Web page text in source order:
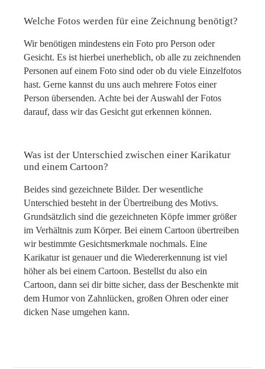
Welche Fotos werden für eine Zeichnung benötigt?
Wir benötigen mindestens ein Foto pro Person oder
Gesicht. Es ist hierbei unerheblich, ob alle zu zeichnenden
Personen auf einem Foto sind oder ob du viele Einzelfotos
hast. Gerne kannst du uns auch mehrere Fotos einer
Person übersenden. Achte bei der Auswahl der Fotos
darauf, dass wir das Gesicht gut erkennen können.
Was ist der Unterschied zwischen einer Karikatur
und einem Cartoon?
Beides sind gezeichnete Bilder. Der wesentliche
Unterschied besteht in der Übertreibung des Motivs.
Grundsätzlich sind die gezeichneten Köpfe immer größer
im Verhältnis zum Körper. Bei einem Cartoon übertreiben
wir bestimmte Gesichtsmerkmale nochmals. Eine
Karikatur ist genauer und die Wiedererkennung ist viel
höher als bei einem Cartoon. Bestellst du also ein
Cartoon, dann sei dir bitte sicher, dass der Beschenkte mit
dem Humor von Zahnlücken, großen Ohren oder einer
dicken Nase umgehen kann.